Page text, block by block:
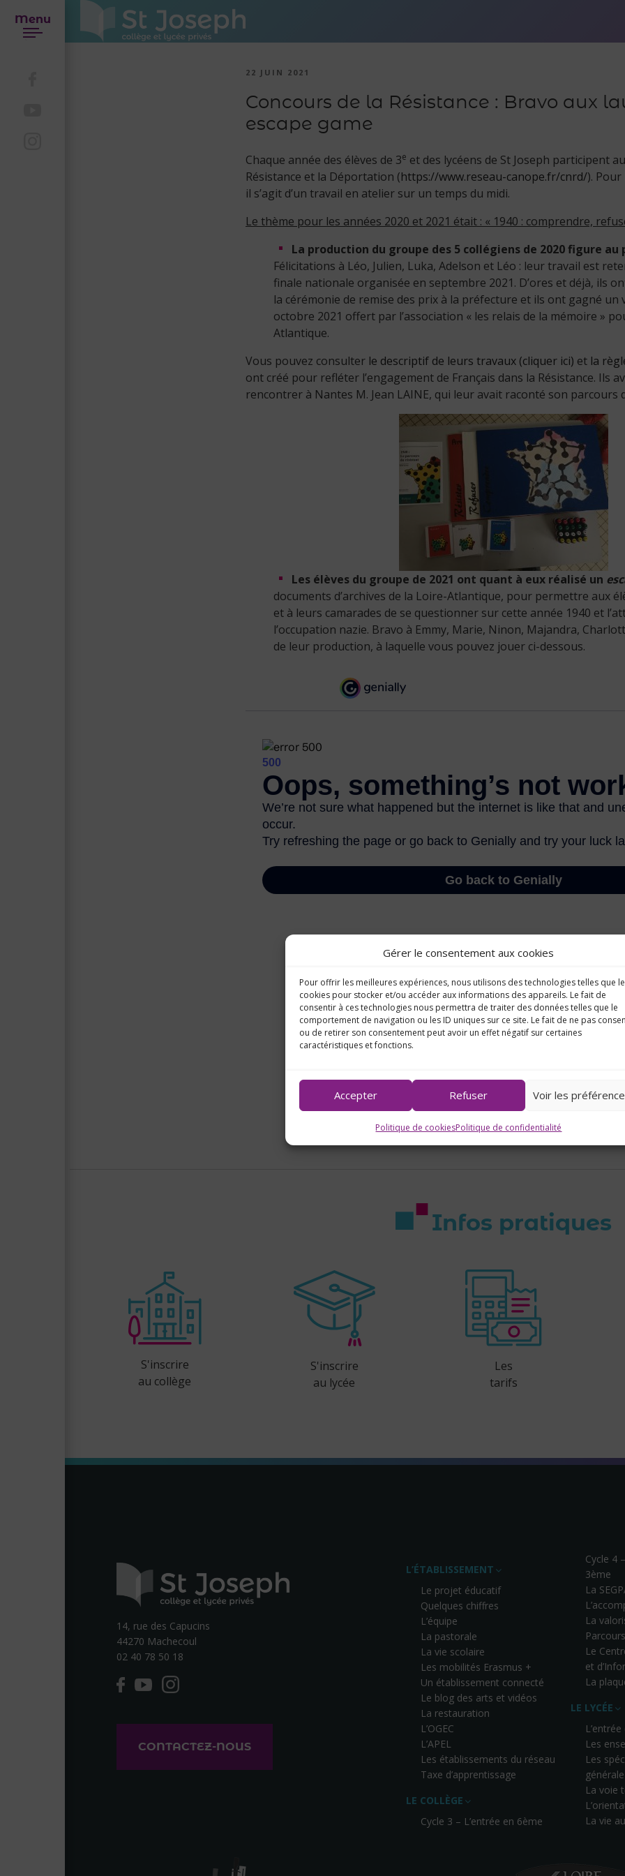
Gérer le consentement aux cookies
Pour offrir les meilleures expériences, nous utilisons des technologies telles que
cookies pour stocker et/ou accéder aux informations des appareils. Le fait de
consentir à ces technologies nous permettra de traiter des données telles que le
comportement de navigation ou les ID uniques sur ce site. Le fait de ne pas
ou de retirer son consentement peut avoir un effet négatif sur certaines
caractéristiques et fonctions.
Accepter Refuser Voir les
Politique de cookiesPolitique de confidentialité
Menu
22 JUIN 2021
Concours de la Résistance : Bravo aux
escape game
Chaque année des élèves de 3e et des lycéens de St Joseph participent
Résistance et la Déportation (https://www.reseau-canope.fr/cnrd/).
il s’agit d’un travail en atelier sur un temps du midi.
Le thème pour les années 2020 et 2021 était : « 1940 : comprendre,
La production du groupe des 5 collégiens de 2020 figure
Félicitations à Léo, Julien, Luka, Adelson et Léo : leur travail est
finale nationale organisée en septembre 2021. D’ores et déjà, ils
la cérémonie de remise des prix à la préfecture et ils ont gagné un
octobre 2021 offert par l’association « les relais de la mémoire »
Atlantique.
Vous pouvez consulter le descriptif de leurs travaux (cliquer ici) et la
ont créé pour refléter l’engagement de Français dans la Résistance. Ils
rencontrer à Nantes M. Jean LAINE, qui leur avait raconté son parcours
Les élèves du groupe de 2021 ont quant à eux réalisé un
documents d’archives de la Loire-Atlantique, pour permettre aux
et à leurs camarades de se questionner sur cette année 1940 et
l’occupation nazie. Bravo à Emmy, Marie, Ninon, Majandra,
de leur production, à laquelle vous pouvez jouer ci-dessous.
Infos pratiques
S'inscrire
au collège
S'inscrire
au lycée
Les
tarifs
14, rue des Capucins
44270 Machecoul
02 40 78 50 18
CONTACTEZ-NOUS
L’ÉTABLISSEMENT
Le projet éducatif
Quelques chiffres
L’équipe
La pastorale
La vie scolaire
Les mobilités Erasmus +
Un établissement connecté
Le blog des arts et vidéos
La restauration
L’OGEC
L’APEL
Les établissements du réseau
Taxe d’apprentissage
LE COLLÈGE
Cycle 3 – L’entrée en 6ème
Cycle 4
3ème
La
La
Le
et
La
LE LYCÉE
Les
Les
générale
La voie
La vie